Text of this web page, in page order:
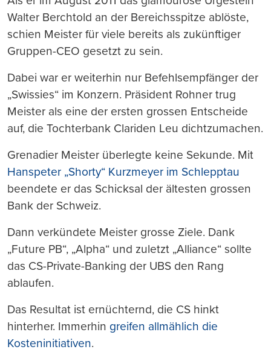
Walter Berchtold an der Bereichsspitze ablöste,
schien Meister für viele bereits als zukünftiger
Gruppen-CEO gesetzt zu sein.
Dabei war er weiterhin nur Befehlsempfänger der
„Swissies“ im Konzern. Präsident Rohner trug
Meister als eine der ersten grossen Entscheide
auf, die Tochterbank Clariden Leu dichtzumachen.
Grenadier Meister überlegte keine Sekunde. Mit
Hanspeter „Shorty“ Kurzmeyer im Schlepptau
beendete er das Schicksal der ältesten grossen
Bank der Schweiz.
Dann verkündete Meister grosse Ziele. Dank
„Future PB“, „Alpha“ und zuletzt „Alliance“ sollte
das CS-Private-Banking der UBS den Rang
ablaufen.
Das Resultat ist ernüchternd, die CS hinkt
hinterher. Immerhin greifen allmählich die
Kosteninitiativen.